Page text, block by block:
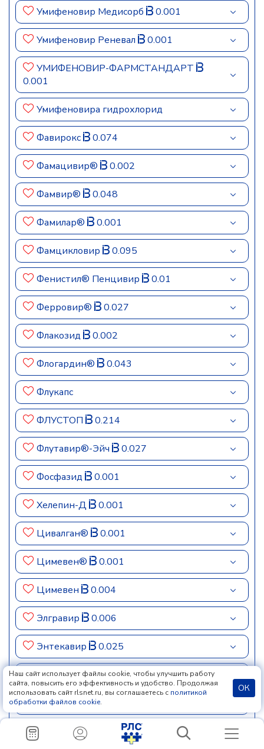
Умифеновир Медисорб 0.001
Умифеновир Реневал 0.001
УМИФЕНОВИР-ФАРМСТАНДАРТ
0.001
Умифеновира гидрохлорид
Фавирокс 0.074
Фамацивир® 0.002
Фамвир® 0.048
Фамилар® 0.001
Фамцикловир 0.095
Фенистил® Пенцивир 0.01
Ферровир® 0.027
Флакозид 0.002
Флогардин® 0.043
Флукапс
ФЛУСТОП 0.214
Флутавир®-Эйч 0.027
Фосфазид 0.001
Хелепин-Д 0.001
Цивалган® 0.001
Цимевен® 0.001
Цимевен 0.004
Элгравир 0.006
Энтекавир 0.025
Энтекавир Сандоз® 0.002
Энтекавира моногидрат
Эпиген интим 0.106
Наш сайт использует файлы cookie, чтобы улучшить работу
сайта, повысить его эффективность и удобство. Продолжая
использовать сайт rlsnet.ru, вы соглашаетесь с политикой
обработки файлов cookie.
ОК